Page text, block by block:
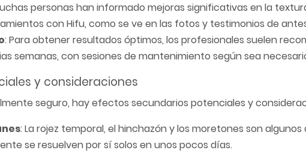
personas han informado mejoras significativas en la
con Hifu, como se ve en las fotos y testimonios de
: Para obtener resultados óptimos, los profesionales suelen
semanas, con sesiones de mantenimiento según sea
y consideraciones
seguro, hay efectos secundarios potenciales y
: La rojez temporal, el hinchazón y los moretones son
se resuelven por sí solos en unos pocos días.